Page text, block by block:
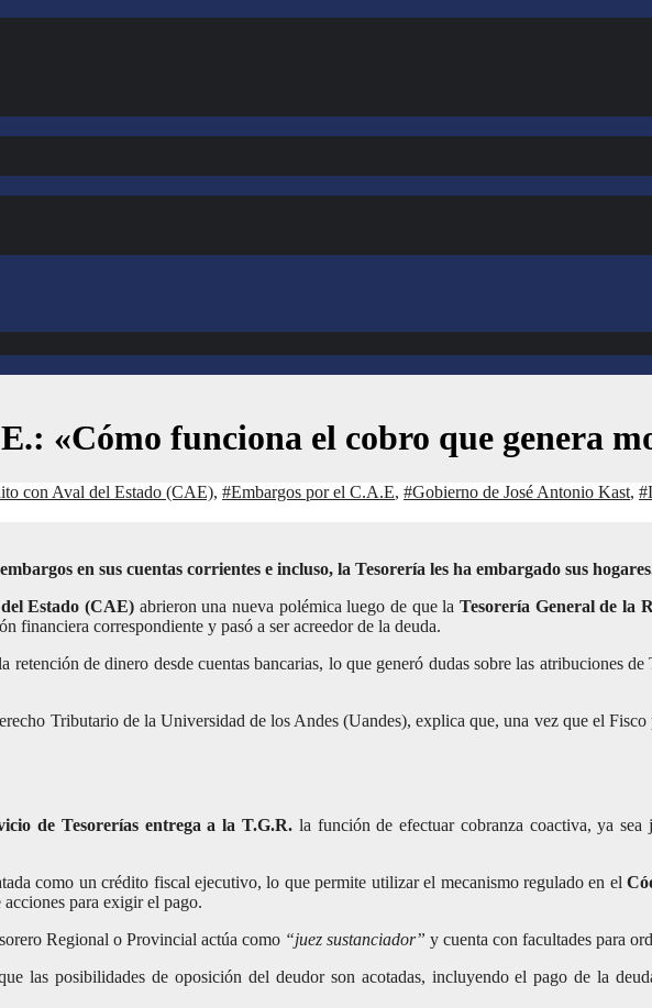
«Cómo funciona el cobro que genera
con Aval del Estado (CAE), #Embargos por el C.A.E, #Gobierno de José Antonio Kast,
en sus cuentas corrientes e incluso, la Tesorería les ha embargado sus
Estado (CAE) abrieron una nueva polémica luego de que la Tesorería General de la
financiera correspondiente y pasó a ser acreedor de la deuda.
retención de dinero desde cuentas bancarias, lo que generó dudas sobre las atribuciones
Tributario de la Universidad de los Andes (Uandes), explica que, una vez que el
de Tesorerías entrega a la T.G.R.la función de efectuar cobranza coactiva, ya sea
como un crédito fiscal ejecutivo, lo que permite utilizar el mecanismo regulado en el
para exigir el pago.
Regional o Provincial actúa como “juez sustanciador” y cuenta con facultades para
las posibilidades de oposición del deudor son acotadas, incluyendo el pago de la